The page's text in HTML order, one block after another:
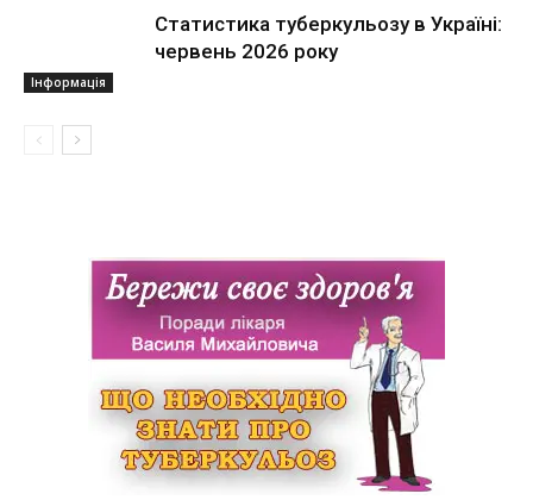
Інформація
Статистика туберкульозу в Україні:
червень 2026 року